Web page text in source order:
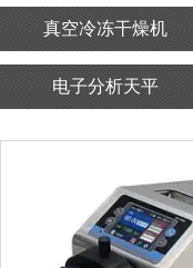
真空冷冻干燥机
电子分析天平